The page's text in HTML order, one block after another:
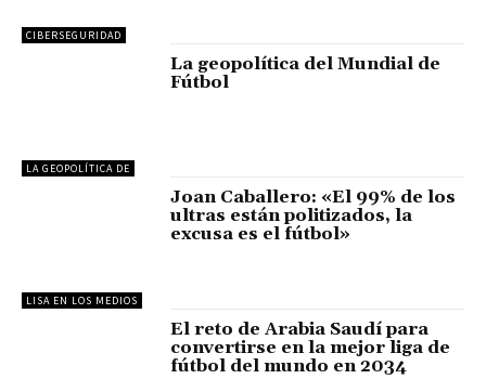
CIBERSEGURIDAD
LA GEOPOLÍTICA DE
La geopolítica del Mundial de
Fútbol
LISA EN LOS MEDIOS
Joan Caballero: «El 99% de los
ultras están politizados, la
excusa es el fútbol»
El reto de Arabia Saudí para
convertirse en la mejor liga de
fútbol del mundo en 2034